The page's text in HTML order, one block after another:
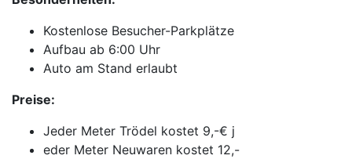
Kostenlose Besucher-Parkplätze
Aufbau ab 6:00 Uhr
Auto am Stand erlaubt
Preise:
Jeder Meter Trödel kostet 9,-€ j
eder Meter Neuwaren kostet 12,-